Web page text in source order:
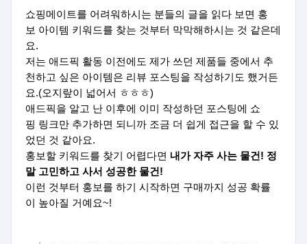
쇼핑메이트를 어려워하시는 분들의 글을 읽다 보면 홍
보 아이템 키워드를 찾는 것부터 막막해하시는 것 같은데
요.
저는 애드픽 활동 이전에도 제가 쓰던 제품들 중에서 추
천하고 싶은 아이템은 리뷰 포스팅을 작성하기도 했거든
요.(오지랖이 넓어서 ㅎㅎㅎ)
애드픽을 알고 난 이후에 이미 작성하던 포스팅에 쇼
핑 링크만 추가하면 되니까 조금 더 쉽게 접근을 할 수 있
었던 것 같아요.
홍보할 키워드를 찾기 어렵다면 내가 자주 사는 물건! 정
말 고민하고 사서 성공한 물건!
이런 것부터 홍보를 하기 시작하면 구매까지 성공 확률
이 높아질 거예요~!